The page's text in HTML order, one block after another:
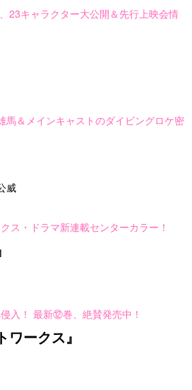
23キャラクター大公開＆先行上映会情
馬＆メインキャストのダイビングロケ密
威
ス・ドラマ新連載センターカラー！
入！ 最新⑫巻、絶賛発売中！
ワークス』